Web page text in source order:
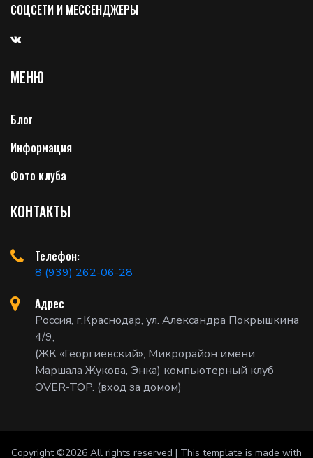
СОЦСЕТИ И МЕССЕНДЖЕРЫ
МЕНЮ
Блог
Информация
Фото клуба
КОНТАКТЫ
Телефон:
8 (939) 262-06-28
Адрес
Россия, г.Краснодар, ул. Александра Покрышкина
4/9,
(ЖК «Георгиевский», Микрорайон имени
Маршала Жукова, Энка) компьютерный клуб
OVER-TOP. (вход за домом)
Copyright ©2026 All rights reserved | This template is made with